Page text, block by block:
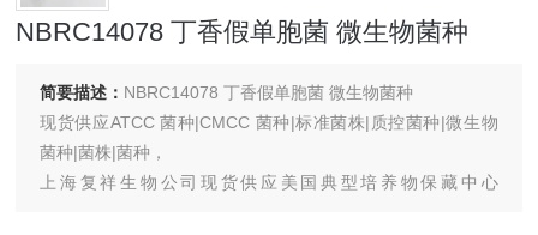
NBRC14078 丁香假单胞菌 微生物菌种
简要描述： NBRC14078 丁香假单胞菌 微生物菌种
现货供应ATCC 菌种|CMCC 菌种|标准菌株|质控菌种|微生物
菌种|菌株|菌种，
上海复祥生物公司现货供应美国典型培养物保藏中心